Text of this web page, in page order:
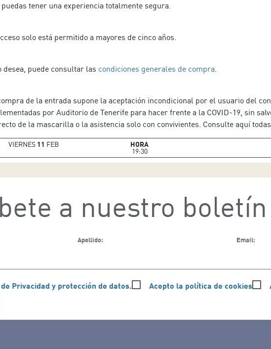
puedas tener una experiencia totalmente segura.
solo está permitido a mayores de cinco años.
desea, puede consultar las condiciones generales de compra.
de la entrada supone la aceptación incondicional por el usuario del
por Auditorio de Tenerife para hacer frente a la COVID-19, sin
de la mascarilla o la asistencia solo con convivientes. Consulte aquí
VIERNES 11 FEB
HORA
19:30
a nuestro boletín
Apellido: Email:
Privacidad y protección de datos. Acepto la política de cookies